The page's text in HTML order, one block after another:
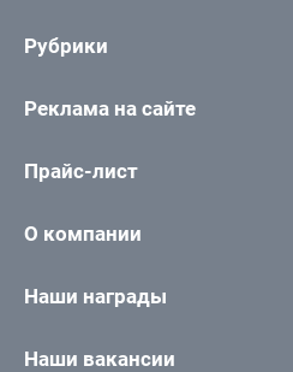
Рубрики
Реклама на сайте
Прайс-лист
О компании
Наши награды
Наши вакансии